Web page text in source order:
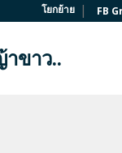
โยกย้าย | FB
ขาว..